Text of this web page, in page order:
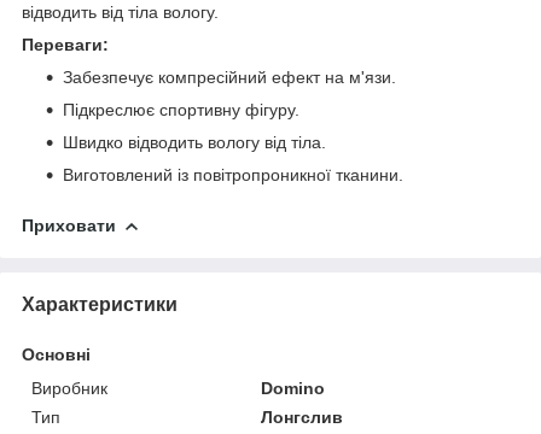
відводить від тіла вологу.
Переваги:
Забезпечує компресійний ефект на м'язи.
Підкреслює спортивну фігуру.
Швидко відводить вологу від тіла.
Виготовлений із повітропроникної тканини.
Приховати
Характеристики
Основні
Виробник
Domino
Тип
Лонгслив